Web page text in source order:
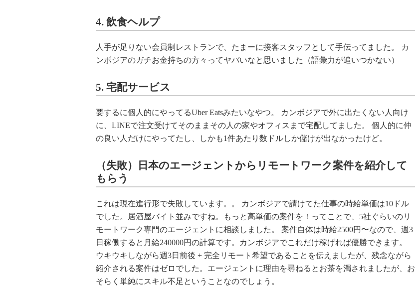
4. 飲食ヘルプ
人手が足りない会員制レストランで、たまーに接客スタッフとして手伝ってました。 カ
ンボジアのガチお金持ちの方々ってヤバいなと思いました（語彙力が追いつかない）
5. 宅配サービス
要するに個人的にやってるUber Eatsみたいなやつ。 カンボジアで外に出たくない人向け
に、LINEで注文受けてそのままその人の家やオフィスまで宅配してました。 個人的に仲
の良い人だけにやってたし、しかも1件あたり数ドルしか儲けが出なかったけど。
（失敗）日本のエージェントからリモートワーク案件を紹介して
もらう
これは現在進行形で失敗しています。。 カンボジアで請けてた仕事の時給単価は10ドル
でした。居酒屋バイト並みですね。もっと高単価の案件を！ってことで、5社ぐらいのリ
モートワーク専門のエージェントに相談しました。 案件自体は時給2500円〜なので、週3
日稼働すると月給240000円の計算です。カンボジアでこれだけ稼げれば優勝できます。
ウキウキしながら週3日前後 + 完全リモート希望であることを伝えましたが、残念ながら
紹介される案件はゼロでした。エージェントに理由を尋ねるとお茶を濁されましたが、お
そらく単純にスキル不足ということなのでしょう。